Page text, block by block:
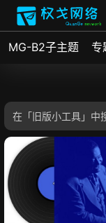
MG-B2子主题 专